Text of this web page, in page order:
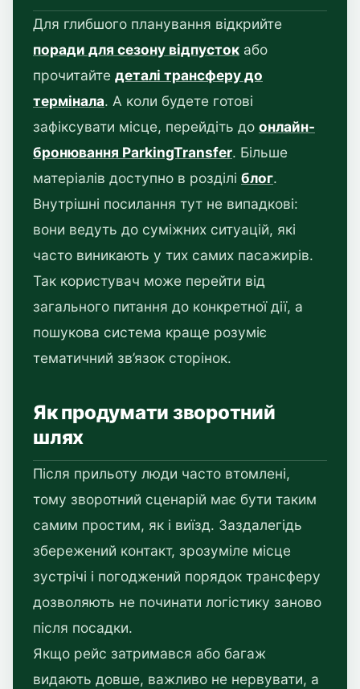
Для глибшого планування відкрийте
поради для сезону відпусток або
прочитайте деталі трансферу до
термінала. А коли будете готові
зафіксувати місце, перейдіть до онлайн-
бронювання ParkingTransfer. Більше
матеріалів доступно в розділі блог.
Внутрішні посилання тут не випадкові:
вони ведуть до суміжних ситуацій, які
часто виникають у тих самих пасажирів.
Так користувач може перейти від
загального питання до конкретної дії, а
пошукова система краще розуміє
тематичний зв’язок сторінок.
Як продумати зворотний
шлях
Після прильоту люди часто втомлені,
тому зворотний сценарій має бути таким
самим простим, як і виїзд. Заздалегідь
збережений контакт, зрозуміле місце
зустрічі і погоджений порядок трансферу
дозволяють не починати логістику заново
після посадки.
Якщо рейс затримався або багаж
видають довше, важливо не нервувати, а